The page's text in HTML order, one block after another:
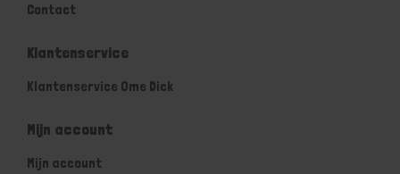
Contact
Klantenservice
Klantenservice Ome Dick
Mijn account
Mijn account